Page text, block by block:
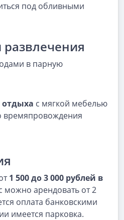
под обливными
в парную
с мягкой мебелью
времяпровождения
1 500 до 3 000 рублей в
можно арендовать от 2
оплата банковскими
имеется парковка.